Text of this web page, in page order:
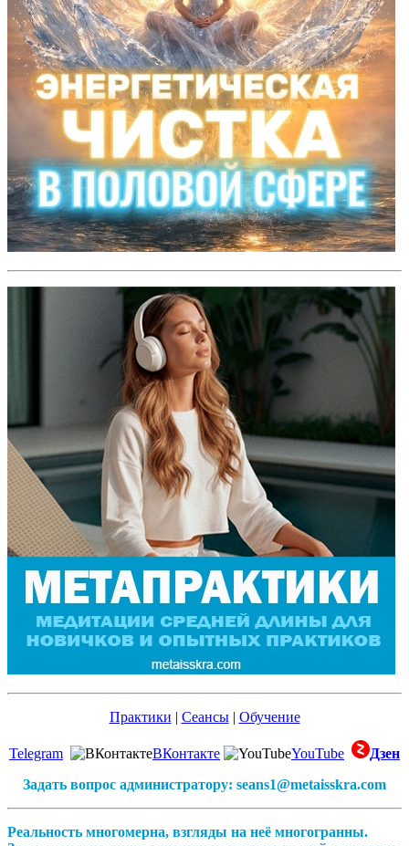
Практики | Сеансы| Обучение
Telegram ВКонтакте YouTube
Дзен
Задать вопрос администратору: seans1@metaisskra.com
Реальность многомерна, взгляды на неё многогранны.